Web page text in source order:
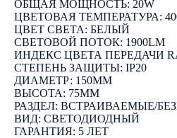
ОБЩАЯ МОЩНОСТЬ: 20W
ЦВЕТОВАЯ ТЕМПЕРАТУРА:
ЦВЕТ СВЕТА: БЕЛЫЙ
СВЕТОВОЙ ПОТОК: 1900LM
ИНДЕКС ЦВЕТА ПЕРЕДАЧИ
СТЕПЕНЬ ЗАЩИТЫ: IP20
ДИАМЕТР: 150ММ
ВЫСОТА: 75ММ
РАЗДЕЛ: ВСТРАИВАЕМЫЕ/
ВИД: СВЕТОДИОДНЫЙ
ГАРАНТИЯ: 5 ЛЕТ